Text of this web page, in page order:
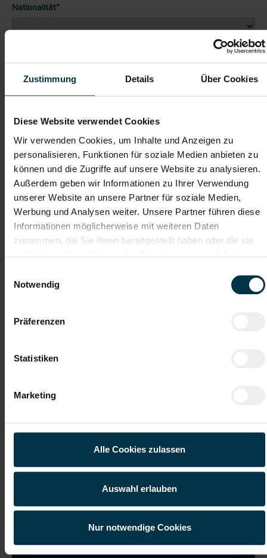
Zustimmung Details Über Cookies
Diese Website verwendet Cookies
Wir verwenden Cookies, um Inhalte und Anzeigen zu
personalisieren, Funktionen für soziale Medien anbieten zu
können und die Zugriffe auf unsere Website zu analysieren.
Außerdem geben wir Informationen zu Ihrer Verwendung
unserer Website an unsere Partner für soziale Medien,
Werbung und Analysen weiter. Unsere Partner führen diese
Informationen möglicherweise mit weiteren Daten
zusammen, die Sie ihnen bereitgestellt haben oder die sie
Notwendig
Präferenzen
Statistiken
Marketing
Alle Cookies zulassen
Auswahl erlauben
Nur notwendige Cookies
Nationalität*
Dateianhänge (max. 30MB gesamt - Bilder, Word oder PDF)
Bewerbungsschreiben
Empfehlungschreiben / Zeugnisse
Datei 5
und willige ein, dass meine personenbezogenen Daten im
Rahmen meiner Initiativbewerbung für die Dauer von drei
Jahren verarbeitet werden dürfen.*
Job suchen